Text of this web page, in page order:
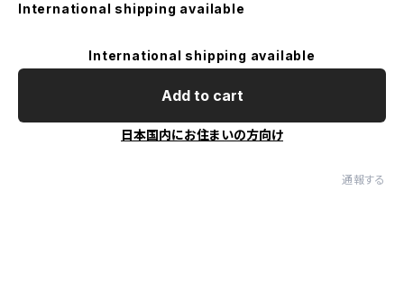
International shipping available
International shipping available
Add to cart
日本国内にお住まいの方向け
通報する